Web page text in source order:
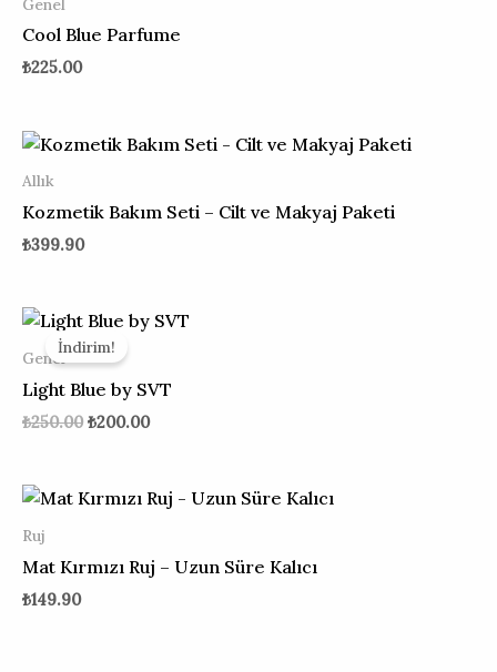
Cool Blue Parfume
₺225.00
Allık
Kozmetik Bakım Seti – Cilt ve Makyaj Paketi
₺399.90
İndirim!
Genel
Light Blue by SVT
₺250.00
Orijinal
₺250.00.
₺200.00
Şu
Ruj
Mat Kırmızı Ruj – Uzun Süre Kalıcı
₺149.90